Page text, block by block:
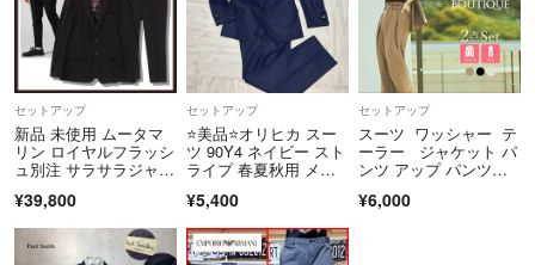
株式会社モードスケープ
▼適格請求書発行事業者登録番号
T3011001053454
▼特商法
https://fril.jp/ts/official/law/dsc/
▼返品特約
https://fril.jp/ts/official/law/dsc/#return_policy
セットアップ
新品 未使用 ムータマ
リン ロイヤルフラッシ
ュ別注 サラサラジャケ
ップ ブラックL【mut
¥39,800
セットアップ
⭐️美品⭐️オリヒカ スー
ツ 90Y4 ネイビー スト
ライプ 春夏秋用 メン
¥5,400
セットアップ
スーツ ワッシャー テ
ーラー ジャケット パ
ンツ アップ パンツス
¥6,000